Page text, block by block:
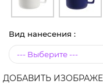
Вид нанесения :
ДОБАВИТЬ